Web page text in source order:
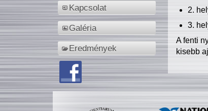
Kapcsolat
Galéria
Eredmények
2.
3.
A fenti
kisebb